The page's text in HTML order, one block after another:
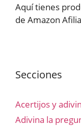
Aquí tienes
de Amazon
Secciones
Acertijos y
Adivina la